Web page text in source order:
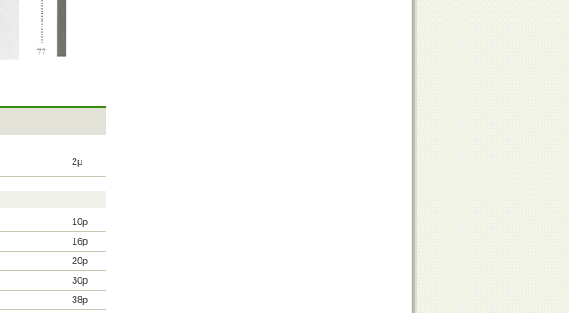
2p
10p
16p
20p
30p
38p